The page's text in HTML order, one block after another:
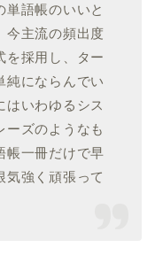
単語帳のいいと
今主流の頻出度
を採用し、ター
純にならんでい
はいわゆるシス
ーズのようなも
帳一冊だけで早
気強く頑張って